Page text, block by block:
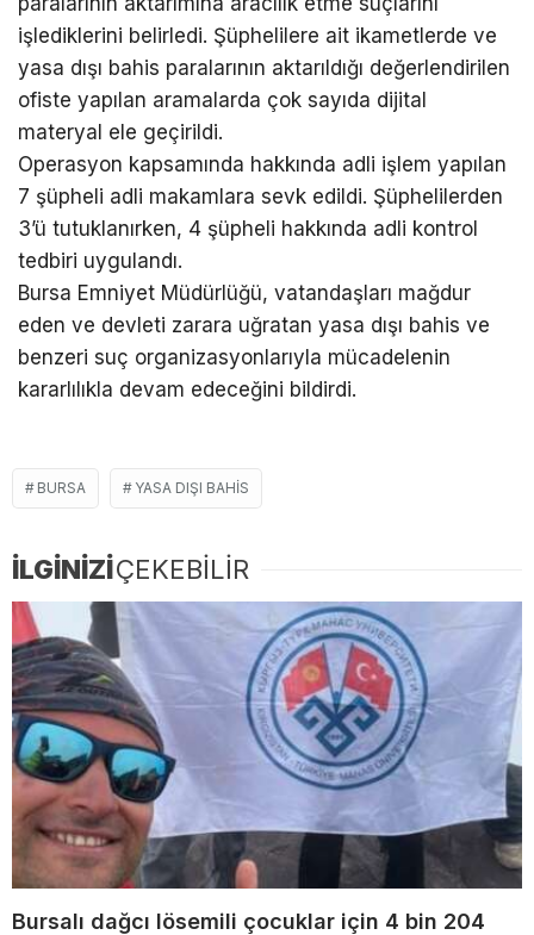
işlediklerini belirledi. Şüphelilere ait ikametlerde ve
yasa dışı bahis paralarının aktarıldığı değerlendirilen
ofiste yapılan aramalarda çok sayıda dijital
materyal ele geçirildi.
Operasyon kapsamında hakkında adli işlem yapılan
7 şüpheli adli makamlara sevk edildi. Şüphelilerden
3’ü tutuklanırken, 4 şüpheli hakkında adli kontrol
tedbiri uygulandı.
Bursa Emniyet Müdürlüğü, vatandaşları mağdur
eden ve devleti zarara uğratan yasa dışı bahis ve
benzeri suç organizasyonlarıyla mücadelenin
kararlılıkla devam edeceğini bildirdi.
BURSA YASA DIŞI BAHIS
İLGİNİZİÇEKEBİLİR
Bursalı dağcı lösemili çocuklar için 4 bin 204